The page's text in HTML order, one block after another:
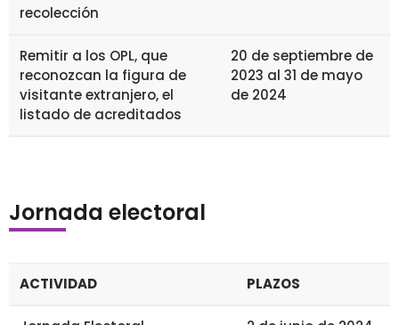
recolección
Remitir a los OPL, que
reconozcan la figura de
visitante extranjero, el
listado de acreditados
20 de septiembre de
2023 al 31 de mayo
de 2024
Jornada electoral
ACTIVIDAD PLAZOS